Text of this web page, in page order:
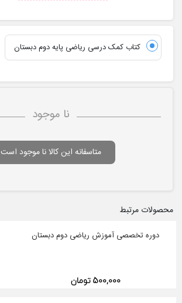
پرسش های متداول
ورود به سایت
کتاب کمک درسی ریاضی پایه دوم دبستان
نا موجود
متاسفانه این کالا نا موجود است
محصولات مرتبط
دوره تخصصی آموزش ریاضی دوم دبستان
500,000 تومان